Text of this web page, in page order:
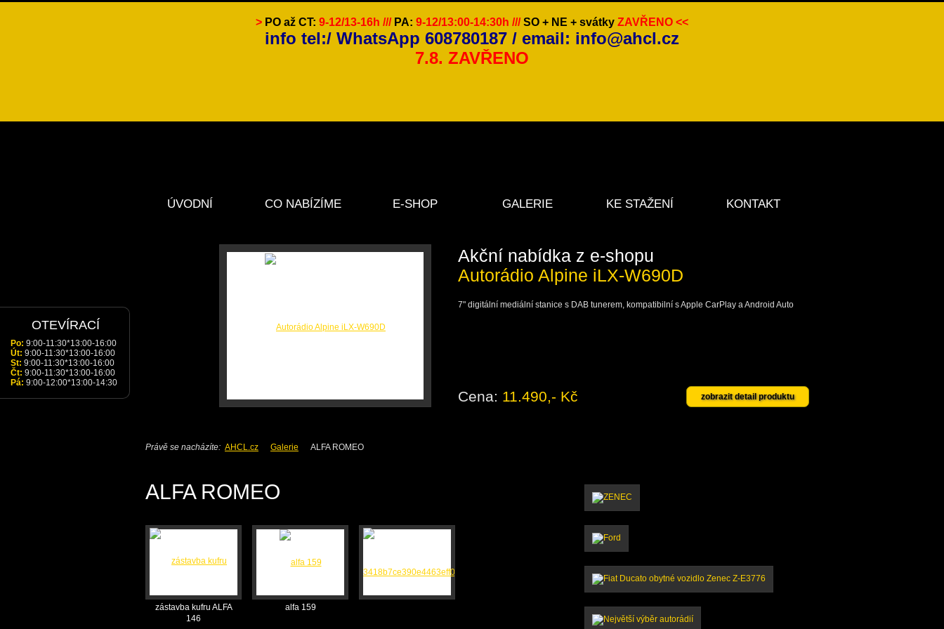
> PO až CT: 9-12/13-16h /// PA: 9-12/13:00-14:30h ///SO + NE + svátky ZAVŘENO <<
info tel:/ WhatsApp 608780187 / email: info@ahcl.cz
7.8. ZAVŘENO
ÚVODNÍ CO NABÍZÍME E-SHOP GALERIE KE STAŽENÍ KONTAKT
Akční nabídka z e-shopu
Autorádio Alpine iLX-W690D
7" digitální mediální stanice s DAB tunerem, kompatibilní s Apple CarPlay a Android Auto
Cena: 11.490,- Kč zobrazit detail produktu
Právě se nacházíte: AHCL.cz Galerie ALFA ROMEO
ALFA ROMEO
zástavba kufru ALFA
146
alfa 159
OTEVÍRACÍ
DOBA
Po: 9:00-11:30*13:00-16:00
Út: 9:00-11:30*13:00-16:00
St: 9:00-11:30*13:00-16:00
Čt: 9:00-11:30*13:00-16:00
Pá: 9:00-12:00*13:00-14:30